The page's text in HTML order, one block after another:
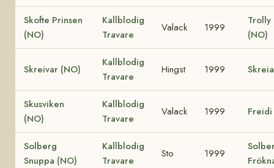
Skofte Prinsen
(NO)
Kallblodig
Travare
Valack 1999
Trolly
(NO)
Skreivar (NO)
Kallblodig
Travare
Hingst 1999
Skusviken
(NO)
Kallblodig
Travare
Valack 1999
Solberg
Snuppa (NO)
Kallblodig
Travare
Sto 1999